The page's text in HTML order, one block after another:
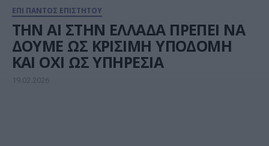
ΕΠΙ ΠΑΝΤΟΣ ΕΠΙΣΤΗΤΟΥ
ΤΗΝ ΑΙ ΣΤΗΝ ΕΛΛΑΔΑ ΠΡΕΠΕΙ ΝΑ
ΔΟΥΜΕ ΩΣ ΚΡΙΣΙΜΗ ΥΠΟΔΟΜΗ
ΚΑΙ ΟΧΙ ΩΣ ΥΠΗΡΕΣΙΑ
19.02.2026